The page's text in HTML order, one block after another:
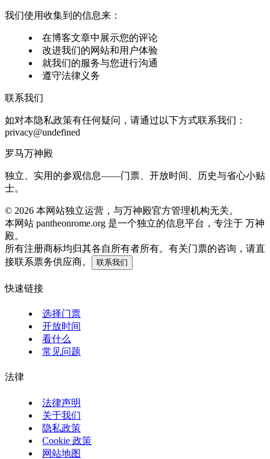
我们使用收集到的信息来：
在博客文章中展示您的评论
改进我们的网站和用户体验
就我们的服务与您进行沟通
遵守法律义务
联系我们
如对本隐私政策有任何疑问，请通过以下方式联系我们：
privacy@undefined
罗马万神殿
独立、实用的参观信息——门票、开放时间、历史与省心小贴
士。
© 2026 本网站独立运营，与万神殿官方管理机构无关。
本网站 pantheonrome.org 是一个独立的信息平台，专注于 万神
殿。
所有注册商标均归其各自所有者所有。有关门票的咨询，请直
接联系票务供应商。
联系我们
快速链接
选择门票
开放时间
看什么
常见问题
法律
法律声明
关于我们
隐私政策
Cookie 政策
网站地图